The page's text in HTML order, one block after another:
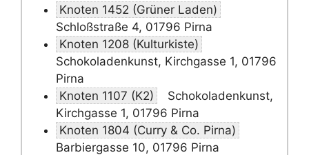
Knoten 1452 (Grüner Laden)
Schloßstraße 4, 01796 Pirna
Knoten 1208 (Kulturkiste)
Schokoladenkunst, Kirchgasse 1, 01796
Pirna
Knoten 1107 (K2)
Schokoladenkunst,
Kirchgasse 1, 01796 Pirna
Knoten 1804 (Curry & Co. Pirna)
Barbiergasse 10, 01796 Pirna